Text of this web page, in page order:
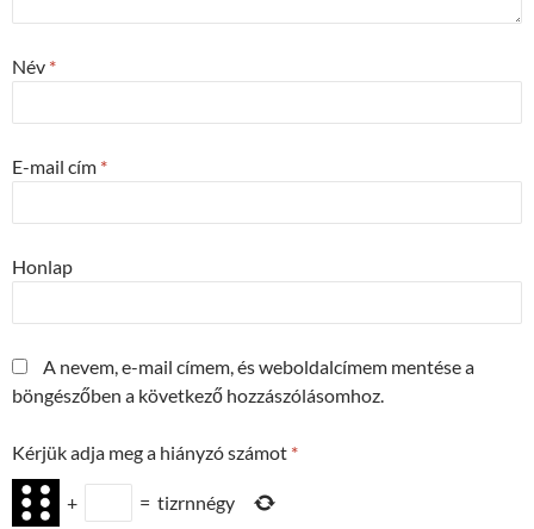
Név *
E-mail cím *
Honlap
A nevem, e-mail címem, és weboldalcímem mentése a
böngészőben a következő hozzászólásomhoz.
Kérjük adja meg a hiányzó számot *
+ = tizrnnégy